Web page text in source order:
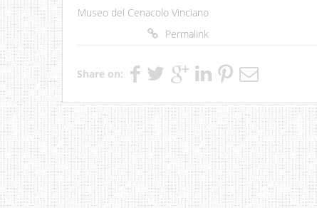
Museo del Cenacolo Vinciano
Permalink
Share on: